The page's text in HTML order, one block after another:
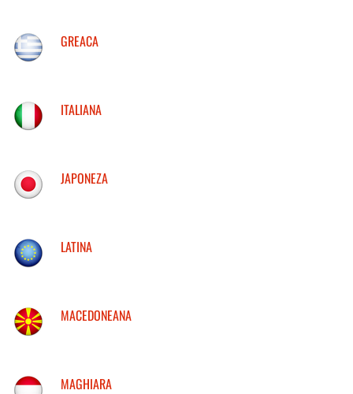
GREACA
ITALIANA
JAPONEZA
LATINA
MACEDONEANA
MAGHIARA